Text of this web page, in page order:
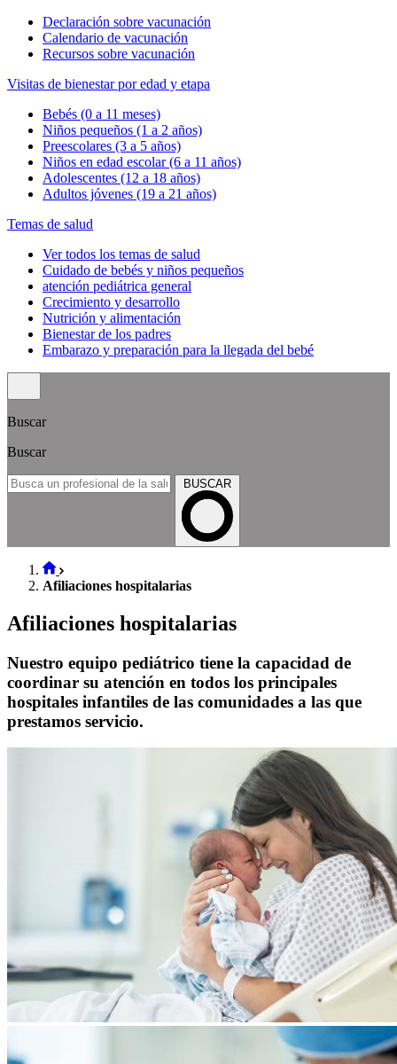
Declaración sobre vacunación
Calendario de vacunación
Recursos sobre vacunación
Visitas de bienestar por edad y etapa
Bebés (0 a 11 meses)
Niños pequeños (1 a 2 años)
Preescolares (3 a 5 años)
Niños en edad escolar (6 a 11 años)
Adolescentes (12 a 18 años)
Adultos jóvenes (19 a 21 años)
Temas de salud
Ver todos los temas de salud
Cuidado de bebés y niños pequeños
atención pediátrica general
Crecimiento y desarrollo
Nutrición y alimentación
Bienestar de los padres
Embarazo y preparación para la llegada del bebé
Buscar
Buscar
BUSCAR
Afiliaciones hospitalarias
Afiliaciones hospitalarias
Nuestro equipo pediátrico tiene la capacidad de
coordinar su atención en todos los principales
hospitales infantiles de las comunidades a las que
prestamos servicio.